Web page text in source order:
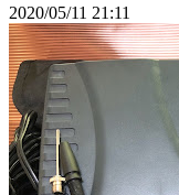
2020/05/11 21:11